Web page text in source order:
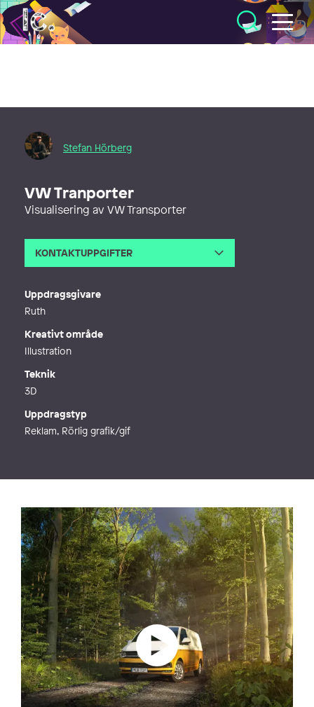
Illustratörcentrum
Stefan Hörberg
VW Tranporter
Visualisering av VW Transporter
KONTAKTUPPGIFTER
Webb http://www.rithuset.se
Uppdragsgivare
Ruth
Kreativt område
Illustration
Teknik
3D
Uppdragstyp
Reklam, Rörlig grafik/gif